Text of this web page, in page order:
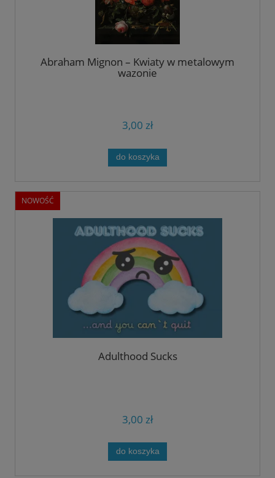
Abraham Mignon – Kwiaty w metalowym
wazonie
3,00 zł
do koszyka
Adulthood Sucks
3,00 zł
do koszyka
NOWOŚĆ